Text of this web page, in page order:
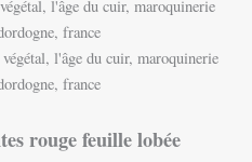
rouge feuille lobée